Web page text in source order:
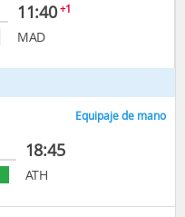
11:40+1
MAD
Equipaje de mano
18:45
ATH